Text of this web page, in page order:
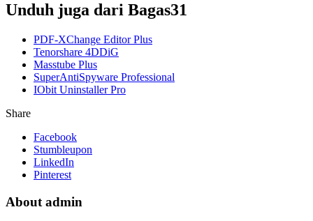
Unduh juga dari Bagas31
PDF-XChange Editor Plus
Tenorshare 4DDiG
Masstube Plus
SuperAntiSpyware Professional
IObit Uninstaller Pro
Share
Facebook
Stumbleupon
LinkedIn
Pinterest
About admin